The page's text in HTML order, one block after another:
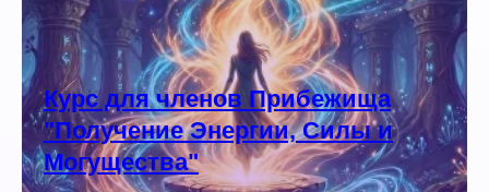
Курс для членов Прибежища
"Получение Энергии, Силы и
Могущества"